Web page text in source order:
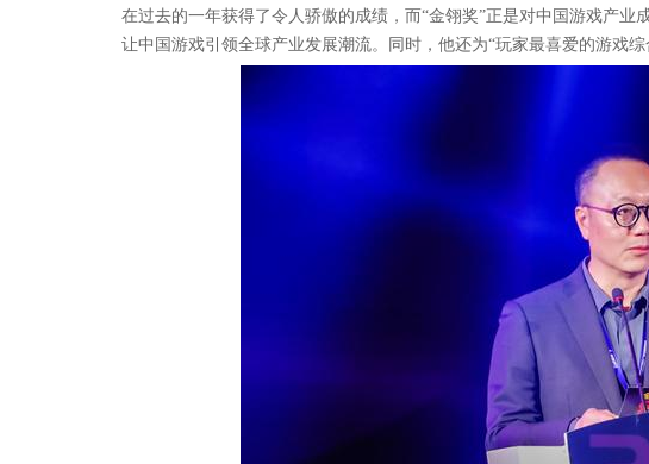
在过去的一年获得了令人骄傲的成绩，而“金翎奖”正是对中国游戏产业
让中国游戏引领全球产业发展潮流。同时，他还为“玩家最喜爱的游戏